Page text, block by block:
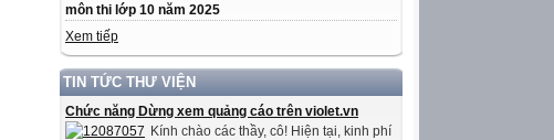
môn thi lớp 10 năm 2025
Xem tiếp
TIN TỨC THƯ VIỆN
Chức năng Dừng xem quảng cáo trên violet.vn
Kính chào các thầy, cô! Hiện tại, kinh phí